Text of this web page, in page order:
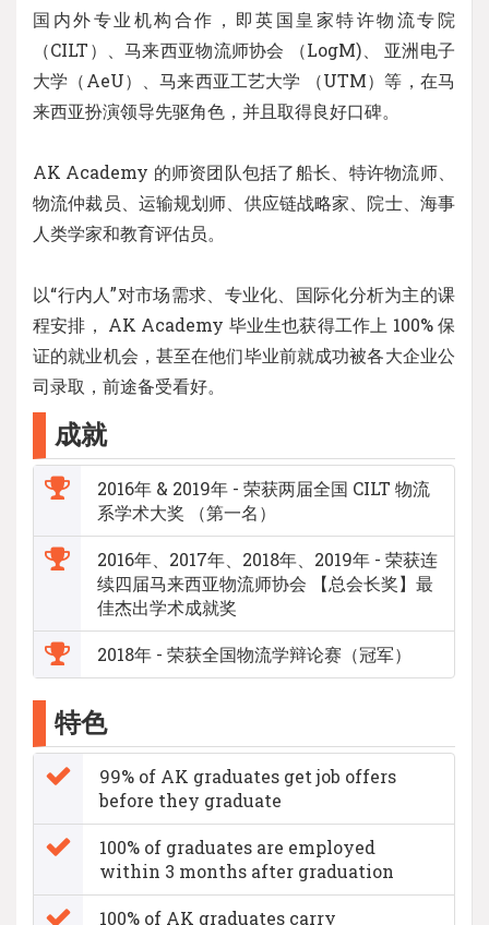
国内外专业机构合作，即英国皇家特许物流专院
（CILT）、马来西亚物流师协会 （LogM)、 亚洲电子
大学（AeU）、马来西亚工艺大学 （UTM）等，在马
来西亚扮演领导先驱角色，并且取得良好口碑。
AK Academy 的师资团队包括了船长、特许物流师、
物流仲裁员、运输规划师、供应链战略家、院士、海事
人类学家和教育评估员。
以“行内人”对市场需求、专业化、国际化分析为主的课
程安排， AK Academy 毕业生也获得工作上 100% 保
证的就业机会，甚至在他们毕业前就成功被各大企业公
司录取，前途备受看好。
成就
2016年 & 2019年 - 荣获两届全国 CILT 物流
系学术大奖 （第一名）
2016年、2017年、2018年、2019年 - 荣获连
续四届马来西亚物流师协会 【总会长奖】最
佳杰出学术成就奖
2018年 - 荣获全国物流学辩论赛（冠军）
特色
99% of AK graduates get job offers
before they graduate
100% of graduates are employed
within 3 months after graduation
100% of AK graduates carry